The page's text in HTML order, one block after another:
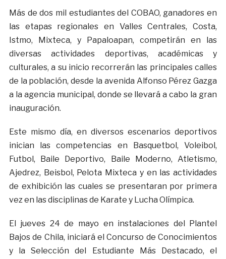
Más de dos mil estudiantes del COBAO, ganadores en
las etapas regionales en Valles Centrales, Costa,
Istmo, Mixteca, y Papaloapan, competirán en las
diversas actividades deportivas, académicas y
culturales, a su inicio recorrerán las principales calles
de la población, desde la avenida Alfonso Pérez Gazga
a la agencia municipal, donde se llevará a cabo la gran
inauguración.
Este mismo día, en diversos escenarios deportivos
inician las competencias en Basquetbol, Voleibol,
Futbol, Baile Deportivo, Baile Moderno, Atletismo,
Ajedrez, Beisbol, Pelota Mixteca y en las actividades
de exhibición las cuales se presentaran por primera
vez en las disciplinas de Karate y Lucha Olímpica.
El jueves 24 de mayo en instalaciones del Plantel
Bajos de Chila, iniciará el Concurso de Conocimientos
y la Selección del Estudiante Más Destacado, el